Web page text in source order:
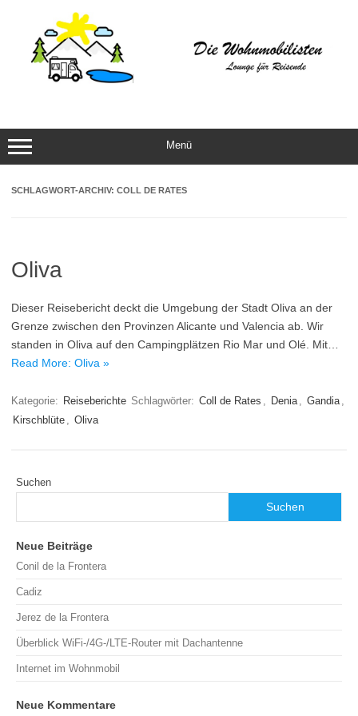
Menü
SCHLAGWORT-ARCHIV: COLL DE RATES
Oliva
Dieser Reisebericht deckt die Umgebung der Stadt Oliva an der
Grenze zwischen den Provinzen Alicante und Valencia ab. Wir
standen in Oliva auf den Campingplätzen Rio Mar und Olé. Mit…
Read More: Oliva »
Kategorie: Reiseberichte Schlagwörter: Coll de Rates , Denia , Gandia ,
Kirschblüte , Oliva
Suchen
Suchen
Neue Beiträge
Conil de la Frontera
Cadiz
Jerez de la Frontera
Überblick WiFi-/4G-/LTE-Router mit Dachantenne
Internet im Wohnmobil
Neue Kommentare